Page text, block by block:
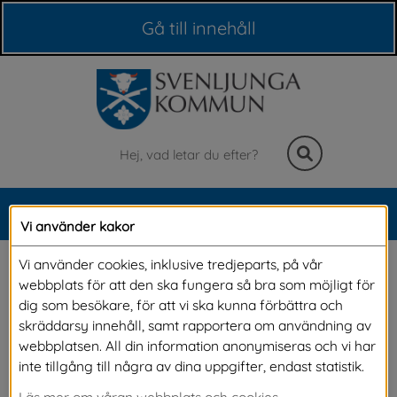
Gå till innehåll
Sök
Meny
Kommunfullmäktige
Kommunfullmäktige, kommunens riksdag, är
det högsta beslutande organet i kommunen.
De 33 politikerna i kommunfullmäktige utses
Vi använder kakor
Vi använder cookies, inklusive tredjeparts, på vår
webbplats för att den ska fungera så bra som möjligt för
dig som besökare, för att vi ska kunna förbättra och
skräddarsy innehåll, samt rapportera om användning av
webbplatsen. All din information anonymiseras och vi har
inte tillgång till några av dina uppgifter, endast statistik.